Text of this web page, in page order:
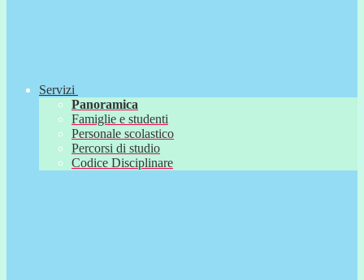
Servizi
Panoramica
Famiglie e studenti
Personale scolastico
Percorsi di studio
Codice Disciplinare